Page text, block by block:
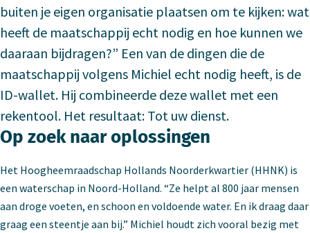
buiten je eigen organisatie plaatsen om te kijken: wat
heeft de maatschappij echt nodig en hoe kunnen we
daaraan bijdragen?” Een van de dingen die de
maatschappij volgens Michiel echt nodig heeft, is de
ID-wallet. Hij combineerde deze wallet met een
rekentool. Het resultaat: Tot uw dienst.
Op zoek naar oplossingen
Het Hoogheemraadschap Hollands Noorderkwartier (HHNK) is
een waterschap in Noord-Holland. “Ze helpt al 800 jaar mensen
aan droge voeten, en schoon en voldoende water. En ik draag daar
graag een steentje aan bij.” Michiel houdt zich vooral bezig met